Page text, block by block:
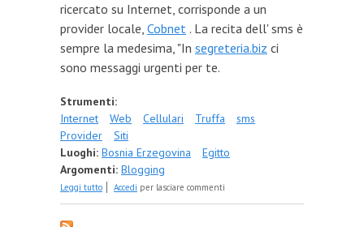
ricercato su Internet, corrisponde a un
provider locale, Cobnet . La recita dell' sms è
sempre la medesima, "In segreteria.biz ci
sono messaggi urgenti per te.
Strumenti:
Internet
Web Cellulari Truffa
sms
Provider
Siti
Luoghi: Bosnia Erzegovina
Egitto
Argomenti: Blogging
Leggi tutto su Insegreteria.biz ci trovi la truffa telefonica. Che
Accedi per lasciare commenti